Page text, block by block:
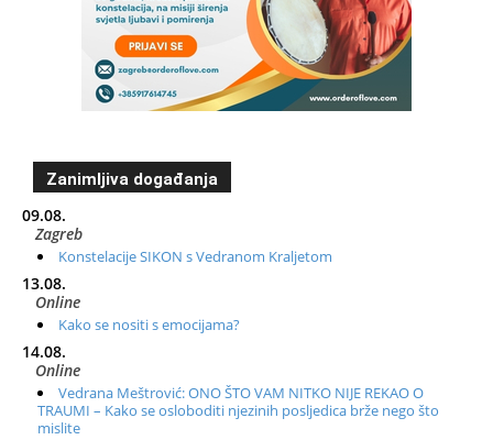
Zanimljiva događanja
09.08.
Zagreb
Konstelacije SIKON s Vedranom Kraljetom
13.08.
Online
Kako se nositi s emocijama?
14.08.
Online
Vedrana Meštrović: ONO ŠTO VAM NITKO NIJE REKAO O
TRAUMI – Kako se osloboditi njezinih posljedica brže nego što
mislite